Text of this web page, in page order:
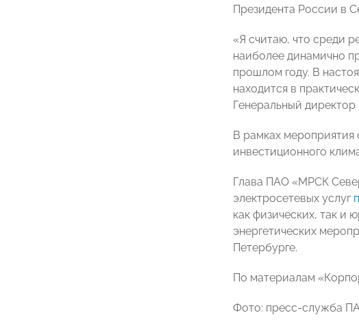
Президента России в
«Я считаю, что среди
наиболее динамично
прошлом году. В
находится в
Генеральный
В рамках мероприятия
инвестиционного
Глава ПАО «МРСК
электросетевых услуг
как физических, так и
энергетических
Петербурге.
По материалам
Фото: пресс-служба